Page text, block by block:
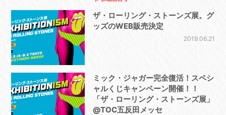
ザ・ローリング・ストーンズ展。グ
ッズのWEB販売決定
2019.06.21
ミック・ジャガー完全復活！スペシ
ャルくじキャンペーン開催！！
「ザ・ローリング・ストーンズ展」
@TOC五反田メッセ